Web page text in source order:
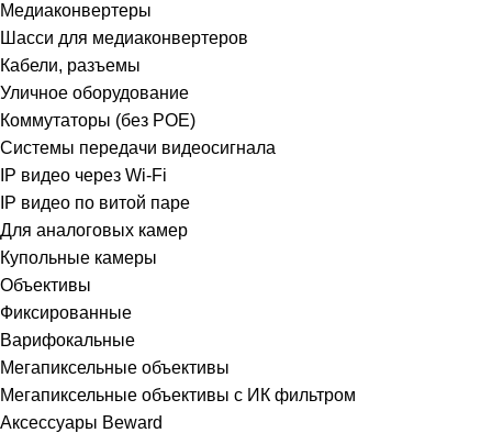
Медиаконвертеры
Шасси для медиаконвертеров
Кабели, разъемы
Уличное оборудование
Коммутаторы (без POE)
Системы передачи видеосигнала
IP видео через Wi-Fi
IP видео по витой паре
Для аналоговых камер
Купольные камеры
Объективы
Фиксированные
Варифокальные
Мегапиксельные объективы
Мегапиксельные объективы с ИК фильтром
Аксессуары Beward